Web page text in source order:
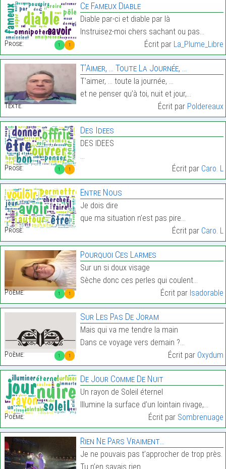
1 1
Prose:
Ce Fameux Diable
Diable par-ci et diable par là
Instruisez-moi chers sachant ou pas…
Écrit par La_Plume_Libre
Texte:
T’Aimer, … Toute La Journée, …
T’aimer, … toute la journée, …
et ne penser qu’à toi, nuit et jour,…
Écrit par Poldereaux
1 1
Prose:
Des Idees
DES IDEES
…
Écrit par Caro. L
Prose:
Entre Nous
Je dois dire
que ma situation n’est pas pire…
Écrit par Caro. L
1 1
Poème:
Pourquoi Ces Larmes
Sur un si doux visage
Sèche donc ces perles qui coulent…
Écrit par Isadorable
1 1
Poème:
Sur Les Pas De Joram
Mais qui va me tendre la main
Dans ce voyage vers demain ?…
Écrit par Oxydum
Poème:
De Jour Comme De Nuit
Un rayon de Soleil éternel
Illumine la surface d’un lointain rivage,…
Écrit par Sombrenuage
Rien Ne Pars Vraiment…
Je ne pouvais pas t’approcher de trop près.
Tu n’en savais rien……